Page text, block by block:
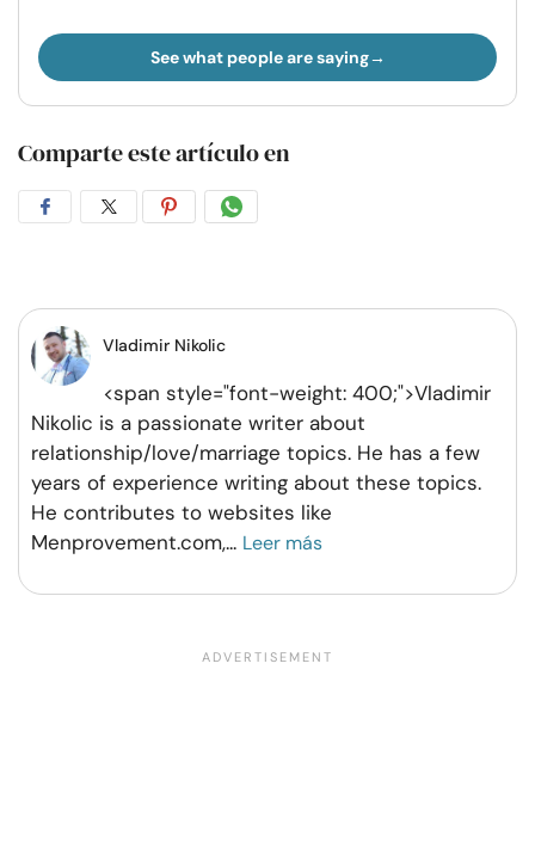
See what people are saying
Comparte este artículo en
CompartirCompartirCompartirCompartir
Vladimir Nikolic
<span style="font-weight: 400;">Vladimir
Nikolic is a passionate writer about
relationship/love/marriage topics. He has a few
years of experience writing about these topics.
He contributes to websites like
Menprovement.com,... Leer más